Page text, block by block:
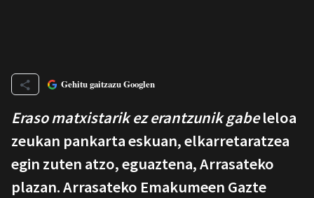
Gehitu gaitzazu Googlen
Eraso matxistarik ez erantzunik gabeleloa
zeukan pankarta eskuan, elkarretaratzea
egin zuten atzo, eguaztena, Arrasateko
plazan. Arrasateko Emakumeen Gazte